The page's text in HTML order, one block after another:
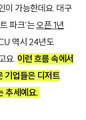
이 가능한데요. 대구
파크’는오픈 1년
역시 24년도
요. 이런 흐름 속에서
기업들은 디저트
추세예요.